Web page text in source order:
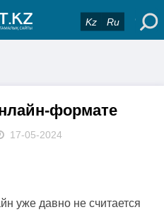
Kz Ru
формате
17-05-2024
уже давно не считается